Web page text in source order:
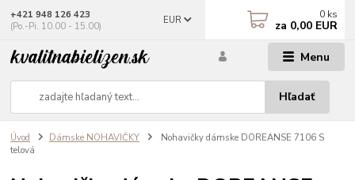
Menu
EUR
Hľadať
+421 948 126 423
(Po.-Pi. 10.00 - 15.00)
0 ks
za 0,00 EUR
Úvod Dámske NOHAVIČKY
Nohavičky dámske DOREANSE 7106 S
telová